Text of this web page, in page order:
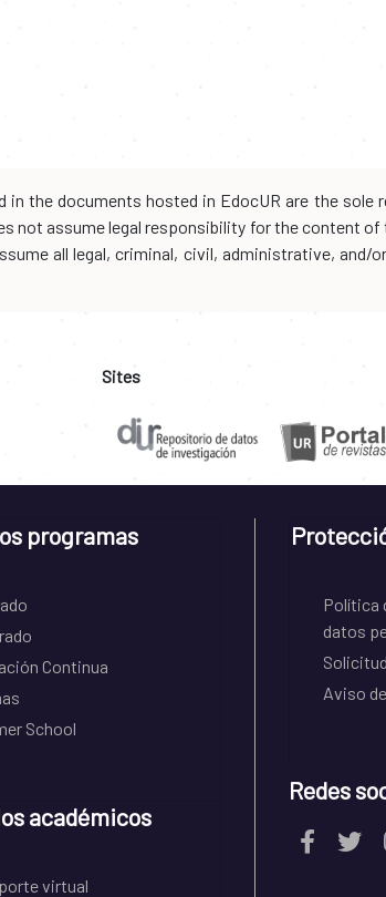
in the documents hosted in EdocUR are the
not assume legal responsibility for the content
all legal, criminal, civil, administrative,
Sites
programas
Continua
School
académicos
virtual
Política
datos
Aviso
Redes